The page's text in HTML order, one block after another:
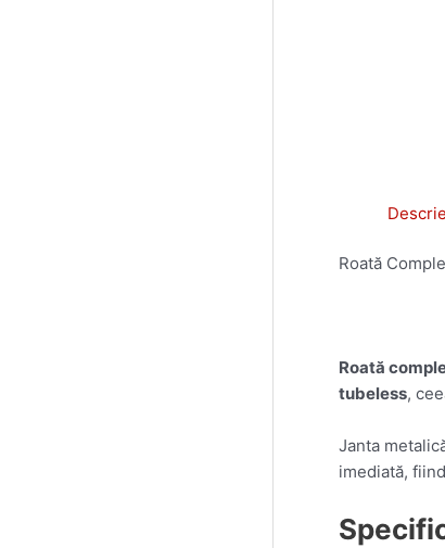
Roată
Roată
tubeless,
Janta
imediată,